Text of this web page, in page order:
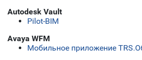
Autodesk Vault
Pilot-BIM
Avaya WFM
Мобильное приложение